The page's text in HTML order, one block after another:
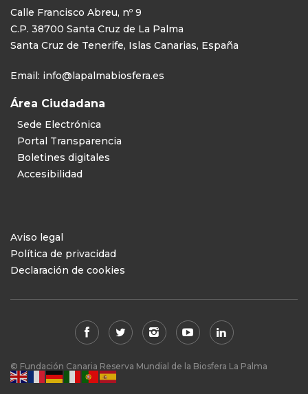
Calle Francisco Abreu, nº 9
C.P. 38700 Santa Cruz de La Palma
Santa Cruz de Tenerife, Islas Canarias, España
Email: info@lapalmabiosfera.es
Área Ciudadana
Sede Electrónica
Portal Transparencia
Boletines digitales
Accesibilidad
Aviso legal
Política de privacidad
Declaración de cookies
© Fundación Canaria Reserva Mundial de la Biosfera La Palma